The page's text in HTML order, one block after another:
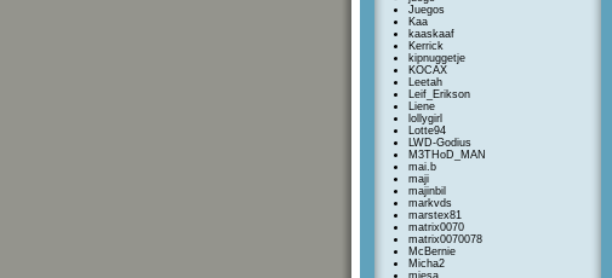
Juegos
Kaa
kaaskaaf
Kerrick
kipnuggetje
KOCAX
Leetah
Leif_Erikson
Liene
lollygirl
Lotte94
LWD-Godius
M3THoD_MAN
mai.b
maji
majinbil
markvds
marstex81
matrix0070
matrix0070078
McBernie
Micha2
miesa